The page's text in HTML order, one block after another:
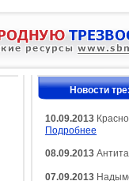
Новости
10.09.2013
Подробнее
08.09.2013
07.09.2013